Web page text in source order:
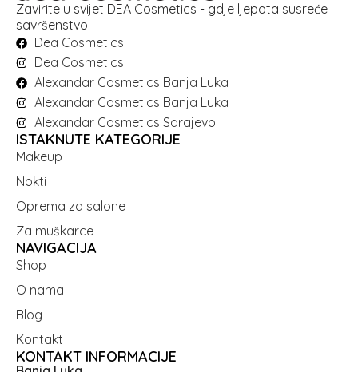
Zavirite u svijet DEA Cosmetics - gdje ljepota susreće
savršenstvo.
Dea Cosmetics
Dea Cosmetics
Alexandar Cosmetics Banja Luka
Alexandar Cosmetics Banja Luka
Alexandar Cosmetics Sarajevo
ISTAKNUTE KATEGORIJE
Makeup
Nokti
Oprema za salone
Za muškarce
NAVIGACIJA
Shop
O nama
Blog
Kontakt
KONTAKT INFORMACIJE